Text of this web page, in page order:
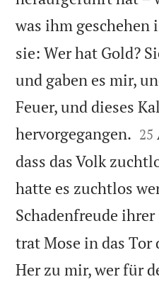
was ihm geschehen
sie: Wer hat Gold?
und gaben es mir,
Feuer, und dieses
hervorgegangen. 

25
dass das Volk
hatte es zuchtlos
Schadenfreude ihrer
trat Mose in das Tor
Her zu mir, wer für